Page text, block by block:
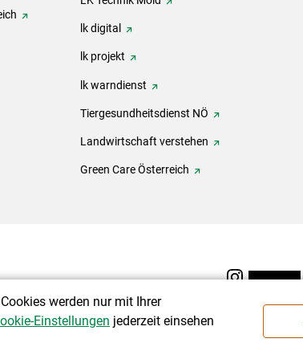
lk digital
lk projekt
lk warndienst
Tiergesundheitsdienst NÖ
Landwirtschaft verstehen
Green Care Österreich
Instagram
werden nur mit Ihrer
Einstellungen jederzeit einsehen